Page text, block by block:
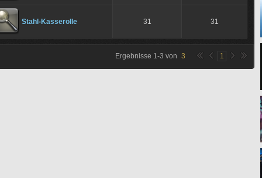
Stahl-Kasserolle 31 31
Ergebnisse 1-3 von 3 1